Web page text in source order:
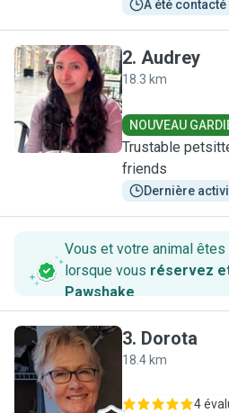
A été
A
2. Audrey
18.3 km
NOUVEAU
Trustable
friends
Dernière
Vous et votre animal
lorsque vous réservez
Pawshake.
D
3. Dorota
18.4 km
4